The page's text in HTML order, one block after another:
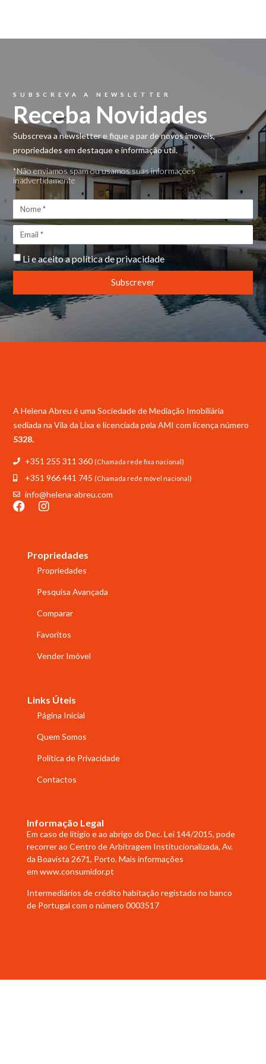
SUBSCREVA A NEWSLETTER
Receba Novidades
Subscreva a newsletter e fique a par de novos imoveis,
propriedades em destaque e informação util.
*Não enviamos spam ou usamos suas informações
inadvertidamente
Li e aceito apolítica de privacidade
Subscrever
A Helena Abreu é uma Sociedade de Mediação Imobiliária
sediada na Vila da Lixa e licenciada pelaAMI com licença número
5328.
+351 255 311 360 (Chamada rede fixa nacional)
+351 966 441 745 (Chamada rede móvel nacional)
info@helena-abreu.com
Propriedades
Propriedades
Pesquisa Avançada
Comparar
Favoritos
Vender Imóvel
Links Úteis
Página Inicial
Quem Somos
Política de Privacidade
Contactos
Informação Legal
Em caso de litigio e ao abrigo do Dec. Lei 144/2015, pode
recorrer ao Centro de Arbitragem Institucionalizada, Av.
da Boavista 2671, Porto. Mais informações
emwww.consumidor.pt
Intermediários de crédito habitação registado no banco
de Portugal com o número 0003517